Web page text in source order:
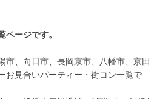
ージです。
市、向日市、長岡京市、八幡市、京田
お見合いパーティー・街コン一覧で